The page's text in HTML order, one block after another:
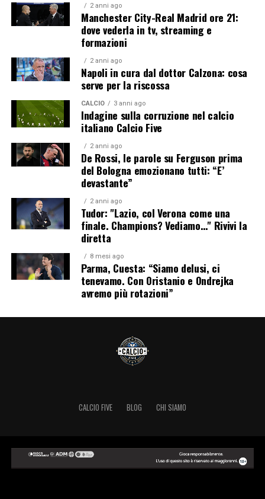
2 anni ago
Manchester City-Real Madrid ore 21:
dove vederla in tv, streaming e
formazioni
2 anni ago
Napoli in cura dal dottor Calzona: cosa
serve per la riscossa
CALCIO 3 anni ago
Indagine sulla corruzione nel calcio
italiano Calcio Five
2 anni ago
De Rossi, le parole su Ferguson prima
del Bologna emozionano tutti: “E’
devastante”
2 anni ago
Tudor: "Lazio, col Verona come una
finale. Champions? Vediamo…" Rivivi la
diretta
8 mesi ago
Parma, Cuesta: “Siamo delusi, ci
tenevamo. Con Oristanio e Ondrejka
avremo più rotazioni”
CALCIO FIVE BLOG CHI SIAMO